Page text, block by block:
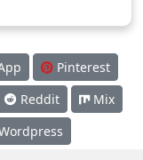
Pinterest
Reddit
Mix